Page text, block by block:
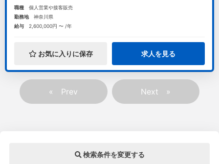
職種
個人営業や接客販売
勤務地
神奈川県
給与
2,600,000円 〜 /年
お気に入りに保存 求人を見る
« »
検索条件を変更する